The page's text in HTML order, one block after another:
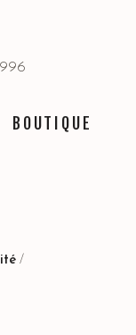
BOUTIQUE
/